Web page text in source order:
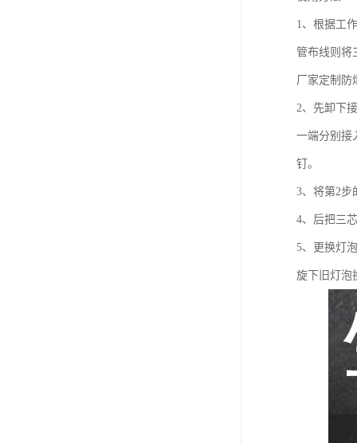
1、根据工
管布线则将
厂家定制
2、先卸下
一端分别接
钉。
3、将第2步
4、后把三
5、更换灯
旋下旧灯泡